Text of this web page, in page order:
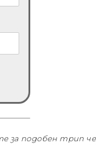
за подобен трип